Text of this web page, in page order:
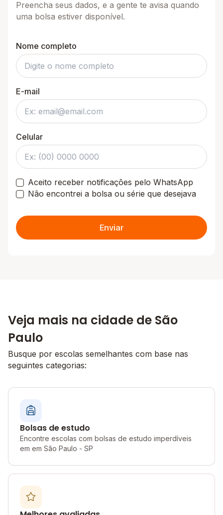
Preencha seus dados, e a gente te avisa quando
uma bolsa estiver disponível.
Nome completo
E-mail
Celular
Aceito receber notificações pelo WhatsApp
Não encontrei a bolsa ou série que desejava
Enviar
Veja mais na cidade de São
Paulo
Busque por escolas semelhantes com base nas
seguintes categorias:
Bolsas de estudo
Encontre escolas com bolsas de estudo imperdíveis
em em São Paulo - SP